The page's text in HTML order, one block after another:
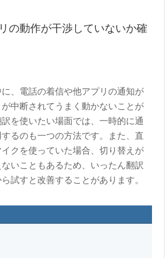
の動作が干渉していないか確
、電話の着信や他アプリの通知が
中断されてうまく動かないことが
を使いたい場面では、一時的に通
るのも一つの方法です。また、直
クを使っていた場合、切り替えが
いこともあるため、いったん翻訳
試すと改善することがあります。